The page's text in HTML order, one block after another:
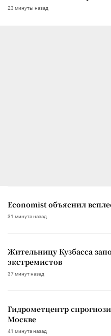
23 минуты назад
Economist объяснил
31 минута назад
Жительницу Кузбасса
экстремистов
37 минут назад
Гидрометцентр
Москве
41 минута назад